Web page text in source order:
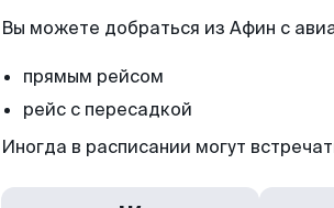
Вы можете добраться из Афин с
прямым рейсом
рейс с пересадкой
Иногда в расписании могут